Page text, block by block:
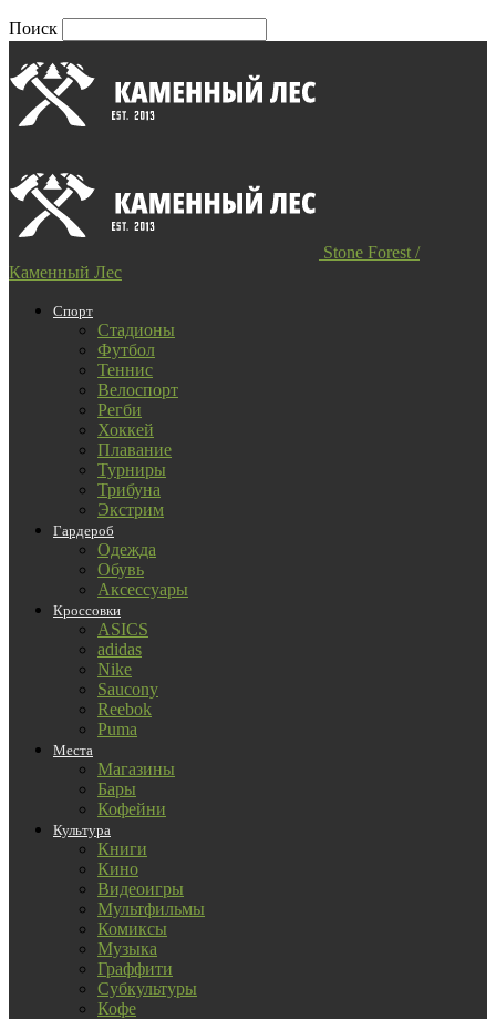
Поиск
Stone Forest /
Каменный Лес
Спорт
Стадионы
Футбол
Теннис
Велоспорт
Регби
Хоккей
Плавание
Турниры
Трибуна
Экстрим
Гардероб
Одежда
Обувь
Аксессуары
Кроссовки
ASICS
adidas
Nike
Saucony
Reebok
Puma
Места
Магазины
Бары
Кофейни
Культура
Книги
Кино
Видеоигры
Мультфильмы
Комиксы
Музыка
Граффити
Субкультуры
Кофе